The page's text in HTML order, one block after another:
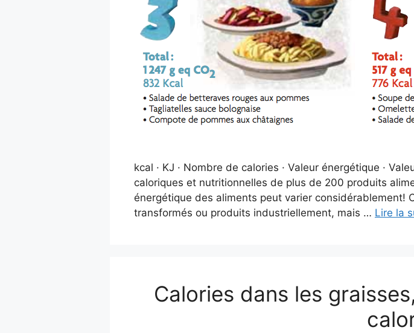
kcal · KJ · Nombre de calories · Valeur énergétique ·
caloriques et nutritionnelles de plus de 200 produits
énergétique des aliments peut varier considérablement!
transformés ou produits industriellement, mais … Lire la
Calories dans les